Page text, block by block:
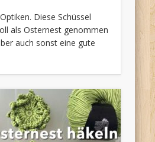
Diese Schüssel
als Osternest genommen
auch sonst eine gute